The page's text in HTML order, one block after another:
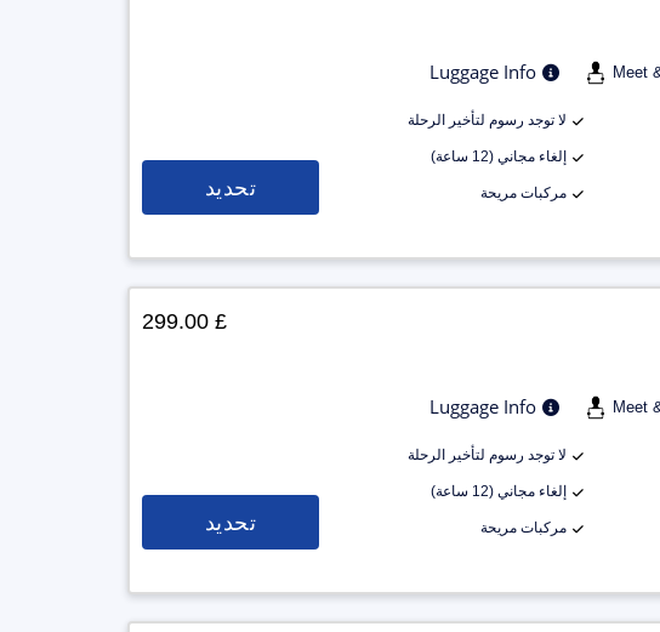
Meet
Luggage Info
لا توجد رسوم لتأخير الرحلة
إلغاء مجاني (12 ساعة)
مركبات مريحة تحديد
Meet
Luggage Info
لا توجد رسوم لتأخير الرحلة
إلغاء مجاني (12 ساعة)
مركبات مريحة
£ 299.00
تحديد